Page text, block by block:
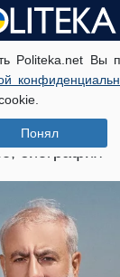
Politeka.net Вы
Понял
биография,
биография